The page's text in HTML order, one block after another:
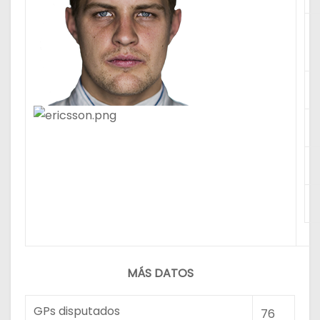
MÁS DATOS
GPs disputados 76